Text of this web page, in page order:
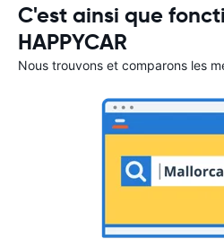
C'est ainsi que
HAPPYCAR
Nous trouvons et comparons les